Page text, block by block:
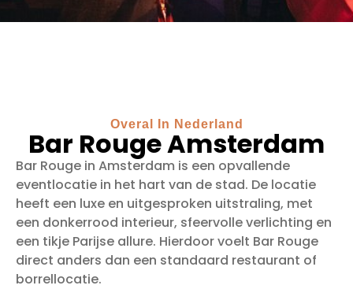
Overal In Nederland
Bar Rouge Amsterdam
Bar Rouge in Amsterdam is een opvallende
eventlocatie in het hart van de stad. De locatie
heeft een luxe en uitgesproken uitstraling, met
een donkerrood interieur, sfeervolle verlichting en
een tikje Parijse allure. Hierdoor voelt Bar Rouge
direct anders dan een standaard restaurant of
borrellocatie.